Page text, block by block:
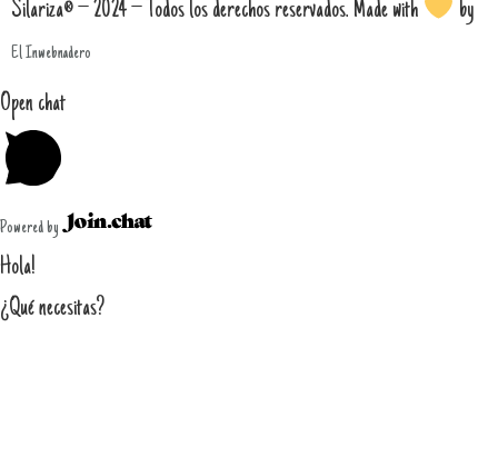
Silariza® – 2024 – Todos los derechos reservados. Made with by
El Inwebnadero
Open chat
Powered by
Hola!
¿Qué necesitas?